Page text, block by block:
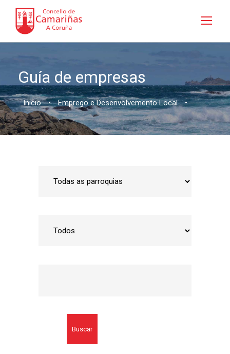
Guía de empresas
Inicio • Emprego e Desenvolvemento Local •
Buscar